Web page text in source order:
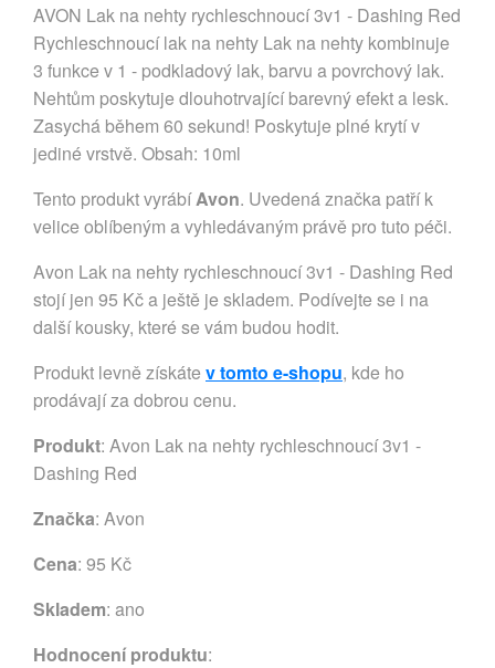
AVON Lak na nehty rychleschnoucí 3v1 - Dashing Red
Rychleschnoucí lak na nehty Lak na nehty kombinuje
3 funkce v 1 - podkladový lak, barvu a povrchový lak.
Nehtům poskytuje dlouhotrvající barevný efekt a lesk.
Zasychá během 60 sekund! Poskytuje plné krytí v
jediné vrstvě. Obsah: 10ml
Tento produkt vyrábíAvon. Uvedená značka patří k
velice oblíbeným a vyhledávaným právě pro tuto péči.
Avon Lak na nehty rychleschnoucí 3v1 - Dashing Red
stojí jen 95 Kč a ještě je skladem. Podívejte se i na
další kousky, které se vám budou hodit.
Produkt levně získáte v tomto e-shopu, kde ho
prodávají za dobrou cenu.
Produkt: Avon Lak na nehty rychleschnoucí 3v1 -
Dashing Red
Značka: Avon
Cena: 95 Kč
Skladem: ano
Hodnocení produktu: